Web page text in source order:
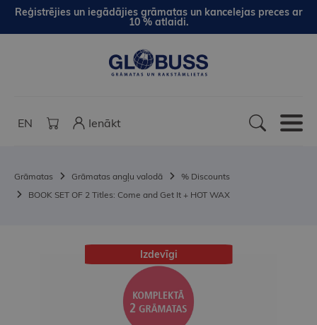
Reģistrējies un iegādājies grāmatas un kancelejas preces ar
10 % atlaidi.
EN Ienākt
Grāmatas Grāmatas angļu valodā
% Discounts
BOOK SET OF 2 Titles: Come and Get It + HOT WAX
Izdevīgi